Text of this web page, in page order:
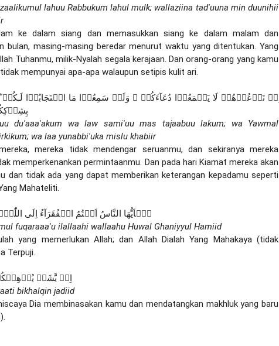
lahuu Rabbukum lahul mulk; wallaziina tad'uuna min duunihii
ke dalam siang dan memasukkan siang ke dalam malam dan
bulan, masing-masing beredar menurut waktu yang ditentukan. Yang
Tuhanmu, milik-Nyalah segala kerajaan. Dan orang-orang yang kamu
mempunyai apa-apa walaupun setipis kulit ari.
du'aaa'akum wa law sami'uu mas tajaabuu lakum; wa Yawmal
wa laa yunabbi'uka mislu khabiir
mereka tidak mendengar seruanmu, dan sekiranya mereka
memperkenankan permintaanmu. Dan pada hari Kiamat mereka akan
dan tidak ada yang dapat memberikan keterangan kepadamu seperti
Mahateliti.
يٰۤاَيُّهَا النَّاسُ اَنۡتُمُ الۡفُقَرَآءُ اِلَى
fuqaraaa'u ilallaahi wallaahu Huwal Ghaniyyul Hamiid
yang memerlukan Allah; dan Allah Dialah Yang Mahakaya (tidak
Terpuji.
اِنۡ يَّشَاۡ
bikhalqin jadiid
Dia membinasakan kamu dan mendatangkan makhluk yang baru